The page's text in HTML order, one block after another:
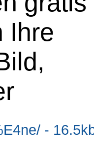
Ihre
-